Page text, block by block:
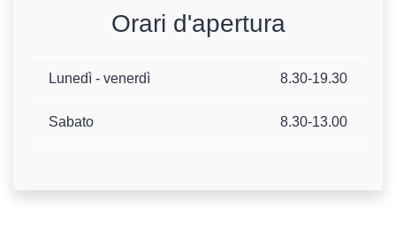
Orari d'apertura
Lunedì - venerdì 8.30-19.30
Sabato 8.30-13.00